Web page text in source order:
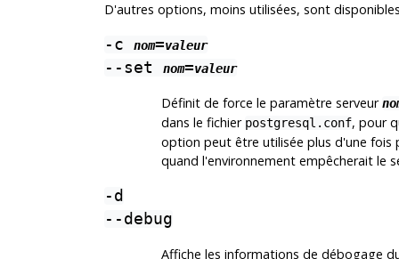
D'autres options, moins utilisées, sont
-c nom=valeur
--set nom=valeur
Définit de force le paramètre serveur
dans le fichier postgresql.conf, pour
option peut être utilisée plus d'une fois
quand l'environnement empêcherait le
-d
--debug
Affiche les informations de débogage